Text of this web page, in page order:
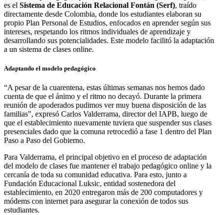
es el Sistema de Educación Relacional Fontán (Serf), traído
directamente desde Colombia, donde los estudiantes elaboran su
propio Plan Personal de Estudios, enfocados en aprender según sus
intereses, respetando los ritmos individuales de aprendizaje y
desarrollando sus potencialidades. Este modelo facilitó la adaptación
a un sistema de clases online.
Adaptando el modelo pedagógico
“A pesar de la cuarentena, estas últimas semanas nos hemos dado
cuenta de que el ánimo y el ritmo no decayó. Durante la primera
reunión de apoderados pudimos ver muy buena disposición de las
familias”, expresó Carlos Valderrama, director del IAPB, luego de
que el establecimiento nuevamente tuviera que suspender sus clases
presenciales dado que la comuna retrocedió a fase 1 dentro del Plan
Paso a Paso del Gobierno.
Para Valderrama, el principal objetivo en el proceso de adaptación
del modelo de clases fue mantener el trabajo pedagógico online y la
cercanía de toda su comunidad educativa. Para esto, junto a
Fundación Educacional Luksic, entidad sostenedora del
establecimiento, en 2020 entregaron más de 200 computadores y
módems con internet para asegurar la conexión de todos sus
estudiantes.